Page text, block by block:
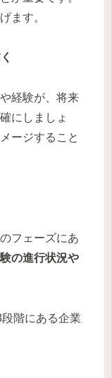
ます。
経験が、将来
にしましょ
ージすること
フェーズにあ
の進行状況や
階にある企業